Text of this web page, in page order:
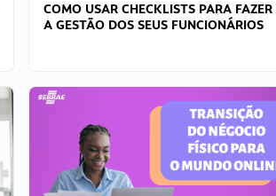
COMO USAR CHECKLISTS PARA FAZER
A GESTÃO DOS SEUS FUNCIONÁRIOS